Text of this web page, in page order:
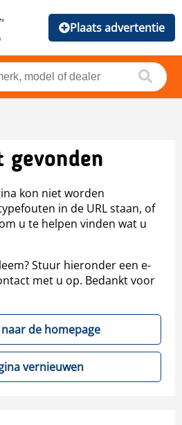
Plaats advertentie
gevonden
kon niet worden
in de URL staan, of
u te helpen vinden wat u
Stuur hieronder een e-
met u op. Bedankt voor
de homepage
vernieuwen